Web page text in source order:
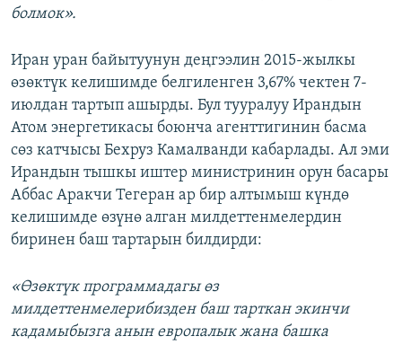
болмок».
Иран уран байытуунун деңгээлин 2015-жылкы
өзөктүк келишимде белгиленген 3,67% чектен 7-
июлдан тартып ашырды. Бул тууралуу Ирандын
Атом энергетикасы боюнча агенттигинин басма
сөз катчысы Бехруз Камалванди кабарлады. Ал эми
Ирандын тышкы иштер министринин орун басары
Аббас Аракчи Тегеран ар бир алтымыш күндө
келишимде өзүнө алган милдеттенмелердин
биринен баш тартарын билдирди:
«Өзөктүк программадагы өз
милдеттенмелерибизден баш тарткан экинчи
кадамыбызга анын европалык жана башка